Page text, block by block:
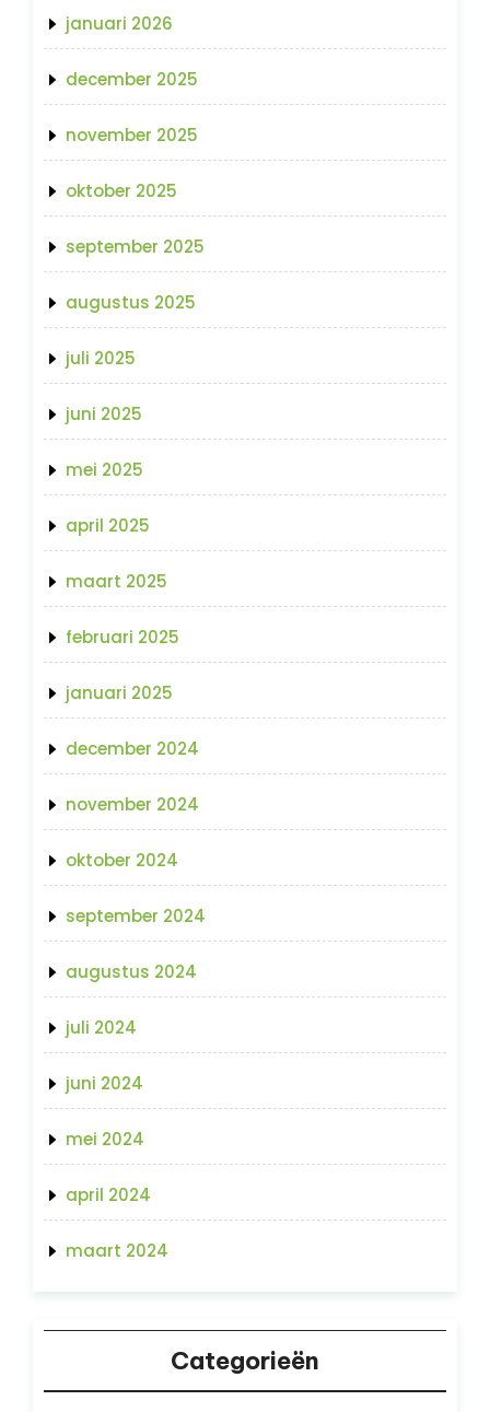
januari 2026
december 2025
november 2025
oktober 2025
september 2025
augustus 2025
juli 2025
juni 2025
mei 2025
april 2025
maart 2025
februari 2025
januari 2025
december 2024
november 2024
oktober 2024
september 2024
augustus 2024
juli 2024
juni 2024
mei 2024
april 2024
maart 2024
Categorieën